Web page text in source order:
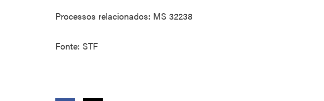
Processos relacionados: MS 32238
Fonte: STF